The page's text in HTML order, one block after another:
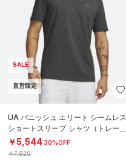
SALE
直営限定
UA バニッシュ エリート シームレス
ショートスリーブ シャツ（トレーニ
ング/MEN）
￥5,54430%OFF
￥7,920